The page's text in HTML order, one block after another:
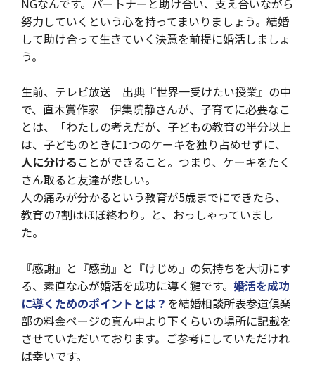
努力していくという心を持ってまいりましょう。結婚
して助け合って生きていく決意を前提に婚活しましょ
う。
生前、テレビ放送 出典『世界一受けたい授業』の中
で、直木賞作家 伊集院静さんが、子育てに必要なこ
とは、「わたしの考えだが、子どもの教育の半分以上
は、子どものときに1つのケーキを独り占めせずに、
人に分ける ことができること。つまり、ケーキをたく
さん取ると友達が悲しい。
人の痛みが分かるという教育が5歳までにできたら、
教育の7割はほぼ終わり。と、おっしゃっていまし
た。
『感謝』と『感動』と『けじめ』の気持ちを大切にす
る、素直な心が婚活を成功に導く鍵です。 婚活を成功
に導くためのポイントとは？ を結婚相談所表参道倶楽
部の料金ページの真ん中より下くらいの場所に記載を
させていただいております。ご参考にしていただけれ
ば幸いです。